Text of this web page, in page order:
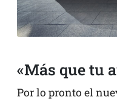
«Más que tu
Por lo pronto el